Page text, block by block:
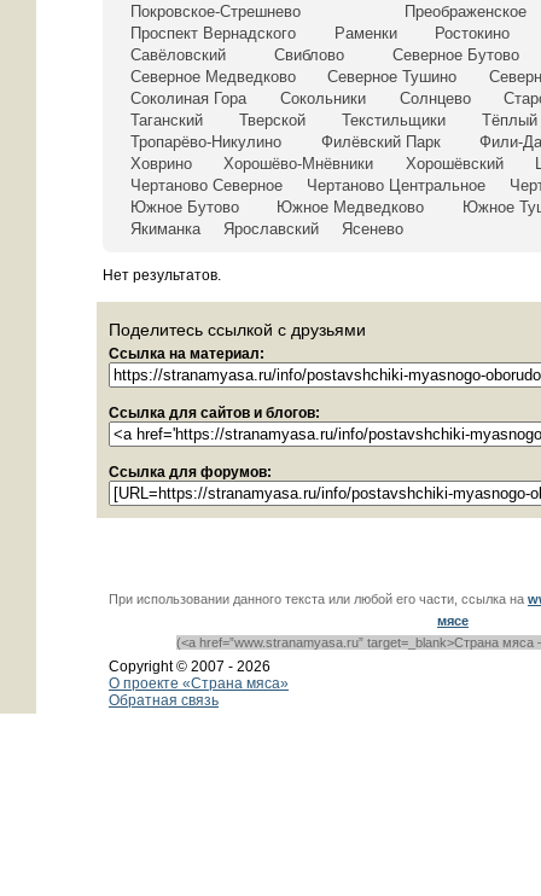
Покровское-Стрешнево
Преображенское
Проспект Вернадского
Раменки
Ростокино
Савёловский
Свиблово
Северное Бутово
Северное Медведково
Северное Тушино
Соколиная Гора
Сокольники Солнцево
Таганский
Тверской Текстильщики
Тёплый
Тропарёво-Никулино
Филёвский Парк
Фили-
Ховрино
Хорошёво-Мнёвники Хорошёвский
Чертаново Северное
Чертаново Центральное
Южное Бутово
Южное Медведково
Южное
Якиманка
Ярославский Ясенево
Нет результатов.
Поделитесь ссылкой с друзьями
Ссылка на материал:
Ссылка для сайтов и блогов:
Ссылка для форумов:
При использовании данного текста или любой его части, ссылка на
мясе
(<a href=”www.stranamyasa.ru” target=_blank>Страна мяса
Copyright © 2007 - 2026
О проекте «Страна мяса»
Обратная связь